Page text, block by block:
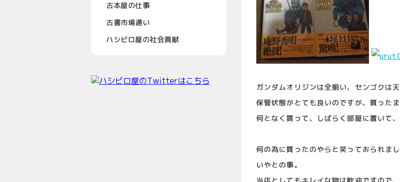
古本屋の仕事
古書市場通い
ハシビロ屋の社会貢献
ガンダムオリジンは全揃い、センゴクは
保管状態がとても良いのですが、買った
何となく買って、しばらく部屋に置いて
何の為に買ったのやらと笑っておられま
いやとの事。